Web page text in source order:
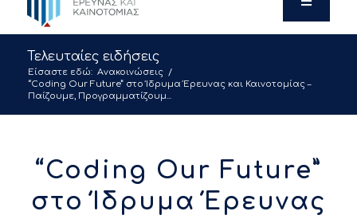
Τελευταίες ειδήσεις
Είσαστε εδώ: Ανακοινώσεις /
“Coding Our Future” στο Ίδρυμα Έρευνας και Καινοτομίας –
Παίζουμε, Προγραμματίζουμ...
“Coding Our Future”
στο Ίδρυμα Έρευνας